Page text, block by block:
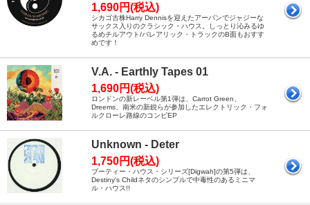
1,690円(税込)
シカゴ古株Harry Dennisを迎えたアーバンでジャジーな
サックス入りのクラシック・ハウス。しっとり沁みるゆ
るめチルアウト/バレアリック・トラックのB面もおすす
めです！
V.A. - Earthly Tapes 01
1,690円(税込)
ロンドンの新レーベル第1弾は、Carrot Green、
Dreems、南米の新鋭らが参加したエレクトリック・フォ
ルクローレ路線のコンピEP
Unknown - Deter
1,750円(税込)
ブーティー・ハウス・シリーズ[Digwah]の第5弾は、
Destiny's Childネタのシンプルで中毒性のあるミニマ
ル・ハウス!!